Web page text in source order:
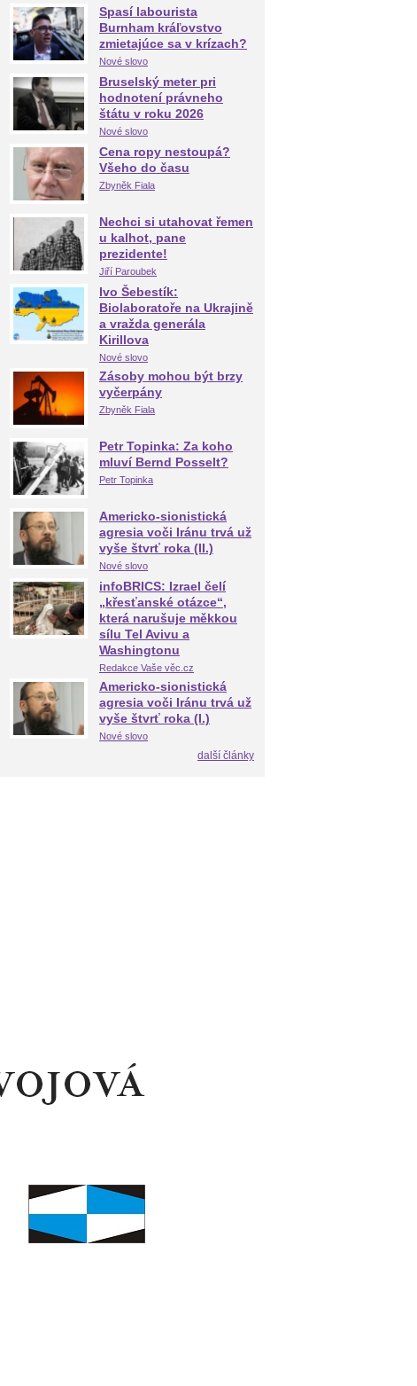
Spasí labourista
Burnham kráľovstvo
zmietajúce sa v krízach?
Nové slovo
Bruselský meter pri
hodnotení právneho
štátu v roku 2026
Nové slovo
Cena ropy nestoupá?
Všeho do času
Zbyněk Fiala
Nechci si utahovat řemen
u kalhot, pane
prezidente!
Jiří Paroubek
Ivo Šebestík:
Biolaboratoře na Ukrajině
a vražda generála
Kirillova
Nové slovo
Zásoby mohou být brzy
vyčerpány
Zbyněk Fiala
Petr Topinka: Za koho
mluví Bernd Posselt?
Petr Topinka
Americko-sionistická
agresia voči Iránu trvá už
vyše štvrť roka (II.)
Nové slovo
infoBRICS: Izrael čelí
„křesťanské otázce“,
která narušuje měkkou
sílu Tel Avivu a
Washingtonu
Redakce Vaše věc.cz
Americko-sionistická
agresia voči Iránu trvá už
vyše štvrť roka (I.)
Nové slovo
další články